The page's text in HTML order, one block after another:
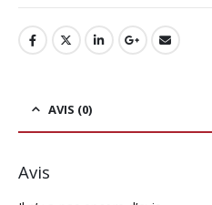
AVIS (0)
Avis